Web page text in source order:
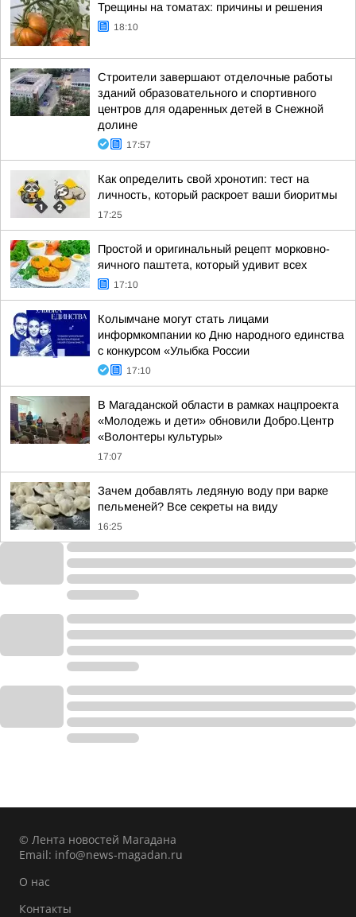
Трещины на томатах: причины и решения
18:10
Строители завершают отделочные работы
зданий образовательного и спортивного
центров для одаренных детей в Снежной
долине
17:57
Как определить свой хронотип: тест на
личность, который раскроет ваши биоритмы
17:25
Простой и оригинальный рецепт морковно-
яичного паштета, который удивит всех
17:10
Колымчане могут стать лицами
информкомпании ко Дню народного единства
с конкурсом «Улыбка России
17:10
В Магаданской области в рамках нацпроекта
«Молодежь и дети» обновили Добро.Центр
«Волонтеры культуры»
17:07
Зачем добавлять ледяную воду при варке
пельменей? Все секреты на виду
16:25
© Лента новостей Магадана
Email: info@news-magadan.ru
О нас
Контакты